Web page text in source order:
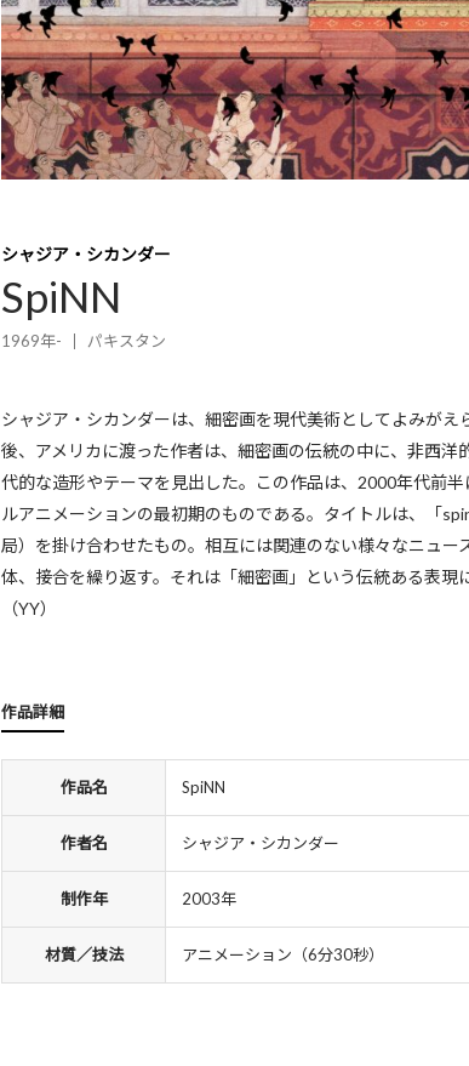
シャジア・シカンダー
SpiNN
1969年- パキスタン
シャジア・シカンダーは、細密画を現代美術としてよみが
後、アメリカに渡った作者は、細密画の伝統の中に、非西
代的な造形やテーマを見出した。この作品は、2000年代前
ルアニメーションの最初期のものである。タイトルは、「
局）を掛け合わせたもの。相互には関連のない様々なニュ
体、接合を繰り返す。それは「細密画」という伝統ある表
（YY）
作品詳細
作品名 SpiNN
作者名 シャジア・シカンダー
制作年 2003年
材質／技法 アニメーション（6分30秒）